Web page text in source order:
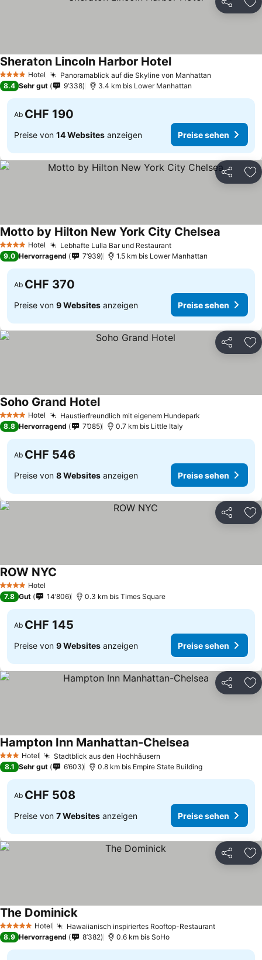
Teilen
4 Sterne Hotel Panoramablick auf die Skyline von Manhattan
Sheraton Lincoln Harbor Hotel
8.4 Sehr gut 9’338 3.4 km bis Lower Manhattan
Ab CHF 190
Preise von 14 Websites anzeigen Preise sehen
Teilen
4 Sterne Hotel Lebhafte Lulla Bar und Restaurant
Motto by Hilton New York City Chelsea
9.0 Hervorragend 7’939 1.5 km bis Lower Manhattan
Ab CHF 370
Preise von 9 Websites anzeigen Preise sehen
Teilen
4 Sterne Hotel Haustierfreundlich mit eigenem Hundepark
Soho Grand Hotel
8.8 Hervorragend 7’085 0.7 km bis Little Italy
Ab CHF 546
Preise von 8 Websites anzeigen Preise sehen
Teilen
4 Sterne Hotel
ROW NYC
7.8 Gut 14’806 0.3 km bis Times Square
Ab CHF 145
Preise von 9 Websites anzeigen Preise sehen
Teilen
3 SterneHotel Stadtblick aus den Hochhäusern
Hampton Inn Manhattan-Chelsea
8.1 Sehr gut 6’603 0.8 km bis Empire State Building
Ab CHF 508
Preise von 7 Websites anzeigen Preise sehen
Teilen
5 Sterne Hotel Hawaiianisch inspiriertes Rooftop-Restaurant
The Dominick
8.9 Hervorragend 8’382 0.6 km bis SoHo